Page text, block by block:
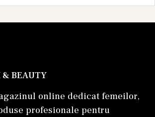
& BEAUTY
online dedicat femeilor,
profesionale pentru